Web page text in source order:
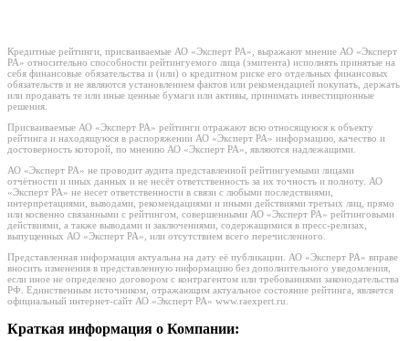
Кредитные рейтинги, присваиваемые АО «Эксперт РА», выражают мнение АО «Эксперт
РА» относительно способности рейтингуемого лица (эмитента) исполнять принятые на
себя финансовые обязательства и (или) о кредитном риске его отдельных финансовых
обязательств и не являются установлением фактов или рекомендацией покупать, держать
или продавать те или иные ценные бумаги или активы, принимать инвестиционные
решения.
Присваиваемые АО «Эксперт РА» рейтинги отражают всю относящуюся к объекту
рейтинга и находящуюся в распоряжении АО «Эксперт РА» информацию, качество и
достоверность которой, по мнению АО «Эксперт РА», являются надлежащими.
АО «Эксперт РА» не проводит аудита представленной рейтингуемыми лицами
отчётности и иных данных и не несёт ответственность за их точность и полноту. АО
«Эксперт РА» не несет ответственности в связи с любыми последствиями,
интерпретациями, выводами, рекомендациями и иными действиями третьих лиц, прямо
или косвенно связанными с рейтингом, совершенными АО «Эксперт РА» рейтинговыми
действиями, а также выводами и заключениями, содержащимися в пресс-релизах,
выпущенных АО «Эксперт РА», или отсутствием всего перечисленного.
Представленная информация актуальна на дату её публикации. АО «Эксперт РА» вправе
вносить изменения в представленную информацию без дополнительного уведомления,
если иное не определено договором с контрагентом или требованиями законодательства
РФ. Единственным источником, отражающим актуальное состояние рейтинга, является
официальный интернет-сайт АО «Эксперт РА» www.raexpert.ru.
Краткая информация о Компании: